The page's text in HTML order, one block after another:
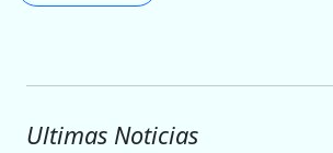
Ultimas Noticias